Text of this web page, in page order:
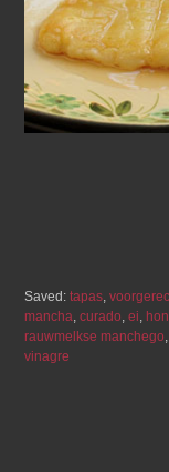
Saved:tapas ,
mancha ,curado ,ei
rauwmelkse manchego
vinagre